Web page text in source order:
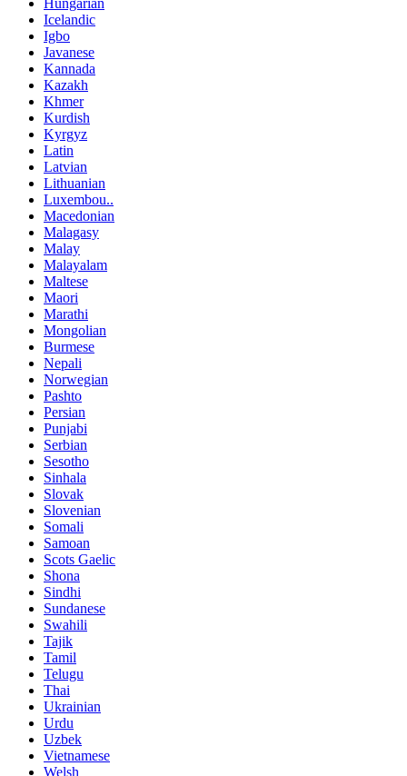
Hungarian
Icelandic
Igbo
Javanese
Kannada
Kazakh
Khmer
Kurdish
Kyrgyz
Latin
Latvian
Lithuanian
Luxembou..
Macedonian
Malagasy
Malay
Malayalam
Maltese
Maori
Marathi
Mongolian
Burmese
Nepali
Norwegian
Pashto
Persian
Punjabi
Serbian
Sesotho
Sinhala
Slovak
Slovenian
Somali
Samoan
Scots Gaelic
Shona
Sindhi
Sundanese
Swahili
Tajik
Tamil
Telugu
Thai
Ukrainian
Urdu
Uzbek
Vietnamese
Welsh